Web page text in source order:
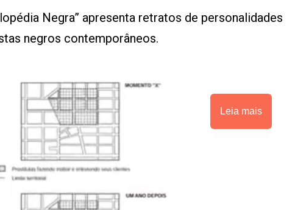
Negra” apresenta retratos de personalidades
negros contemporâneos.
Leia mais